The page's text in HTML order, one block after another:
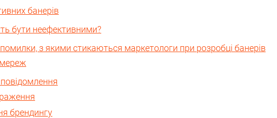
банерів
бути неефективними?
з якими стикаються маркетологи при розробці банерів
брендингу